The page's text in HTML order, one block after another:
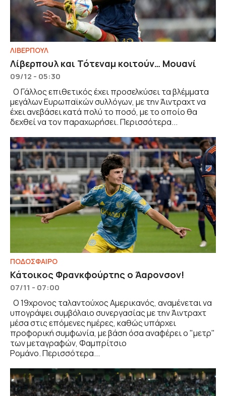
ΛΙΒΕΡΠΟΥΛ
Λίβερπουλ και Τότεναμ κοιτούν… Μουανί
09/12 - 05:30
Ο Γάλλος επιθετικός έχει προσελκύσει τα βλέμματα
μεγάλων Ευρωπαϊκών συλλόγων, με την Άιντραχτ να
έχει ανεβάσει κατά πολύ το ποσό, με το οποίο θα
δεχθεί να τον παραχωρήσει. Περισσότερα...
ΠΟΔΟΣΦΑΙΡΟ
Κάτοικος Φρανκφούρτης ο Άαρονσον!
07/11 - 07:00
Ο 19χρονος ταλαντούχος Αμερικανός, αναμένεται να
υπογράψει συμβόλαιο συνεργασίας με την Άιντραχτ
μέσα στις επόμενες ημέρες, καθώς υπάρχει
προφορική συμφωνία, με βάση όσα αναφέρει ο "μετρ"
των μεταγραφών, Φαμπρίτσιο
Ρομάνο. Περισσότερα...